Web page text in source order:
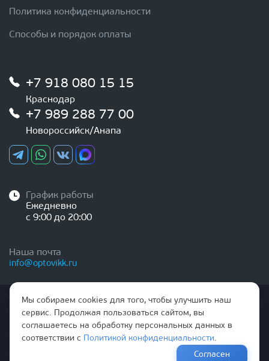
Политика конфиденциальности
Способы и порядок оплаты
+7 918 080 15 15
Краснодар
+7 989 288 77 00
Новороссийск/Анапа
График работы
Ежедневно
с 9:00 до 20:00
Наша почта
info@optovikk.ru
Стоимость товаров и услуг, указанная на сайте,
Правила эксплутации входных и межкомнатных дверей
Мы собираем cookies для того, чтобы улучшить наш
сервис. Продолжая пользоваться сайтом, вы
соглашаетесь на обработку персональных данных в
соответствии с
Политикой конфиденциальности.
Согласен